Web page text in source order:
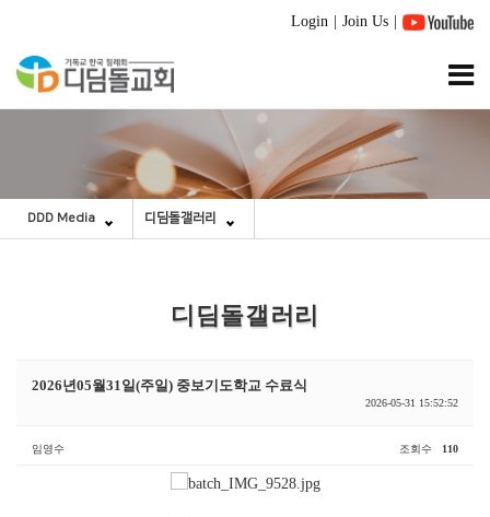
Login Join Us
DDD Media 디딤돌갤러리
디딤돌갤러리
2026년05월31일(주일) 중보기도학교 수료식
2026-05-31 15:52:52
임영수 조회수 110